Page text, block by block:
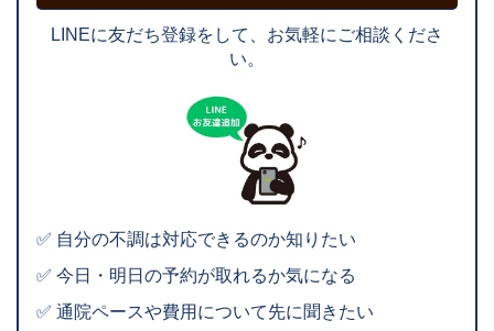
LINEに友だち登録をして、お気軽にご相談くださ
い。
✅ 自分の不調は対応できるのか知りたい
✅ 今日・明日の予約が取れるか気になる
✅ 通院ペースや費用について先に聞きたい